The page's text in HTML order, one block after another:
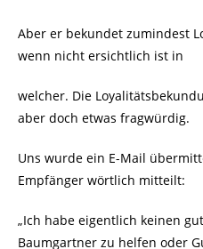
Aber er bekundet zumindest
wenn nicht ersichtlich ist in
welcher. Die
aber doch etwas fragwürdig.
Uns wurde ein E-Mail
Empfänger wörtlich mitteilt:
„Ich habe eigentlich keinen
Baumgartner zu helfen oder